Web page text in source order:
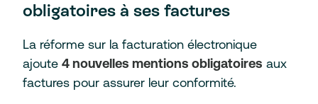
obligatoires à ses factures
La réforme sur la facturation électronique
ajoute 4 nouvelles mentions obligatoires aux
factures pour assurer leur conformité.